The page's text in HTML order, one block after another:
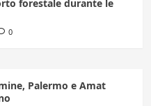
forestale durante le
0
Palermo e Amat